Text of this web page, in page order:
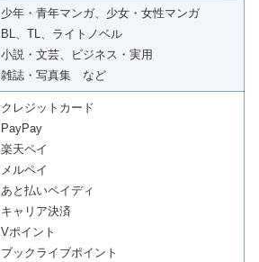
少年・青年マンガ、少女・女性マンガ
BL、TL、ライトノベル
小説・文芸、ビジネス・実用
雑誌・写真集 など
クレジットカード
PayPay
楽天ペイ
メルペイ
あと払いペイディ
キャリア決済
Vポイント
ブックライブポイント